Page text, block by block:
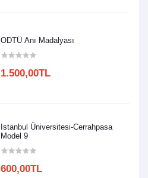
ODTÜ Anı Madalyası
1.500,00TL
Istanbul Üniversitesi-Cerrahpasa
Model 9
600,00TL